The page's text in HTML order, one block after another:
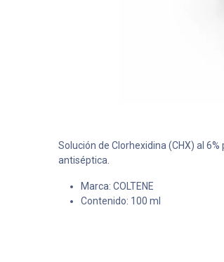
Solución de Clorhexidina (CHX) al
antiséptica.
Marca: COLTENE
Contenido: 100 ml